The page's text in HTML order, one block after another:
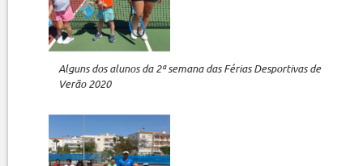
Alguns dos alunos da 2ª semana das Férias Desportivas de
Verão 2020